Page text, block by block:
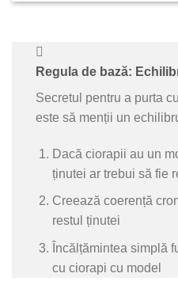
Regula de bază:
Secretul pentru a purta
este să menții un
Dacă ciorapii au un
ținutei ar trebui să fie
Creează coerență
restul ținutei
Încălțămintea simplă
cu ciorapi cu model